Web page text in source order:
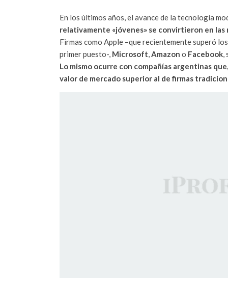
En los últimos años, el avance de la tecnología
relativamente «jóvenes» se convirtieron en las
Firmas como Apple –que recientemente superó
primer puesto-, Microsoft,Amazon o Facebook,
Lo mismo ocurre con compañías argentinas
valor de mercado superior al de firmas